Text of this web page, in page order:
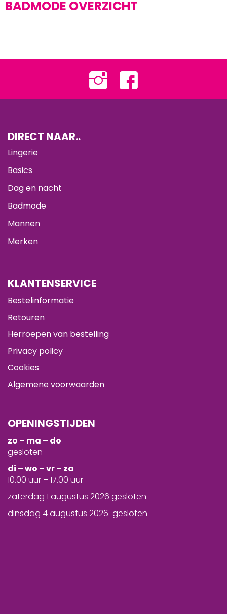
BADMODE OVERZICHT
DIRECT NAAR..
Lingerie
Basics
Dag en nacht
Badmode
Mannen
Merken
KLANTENSERVICE
Bestelinformatie
Retouren
Herroepen van bestelling
Privacy policy
Cookies
Algemene voorwaarden
OPENINGSTIJDEN
zo – ma – do
gesloten
di – wo – vr – za
10.00 uur – 17.00 uur
zaterdag 1 augustus 2026 gesloten
dinsdag 4 augustus 2026 gesloten